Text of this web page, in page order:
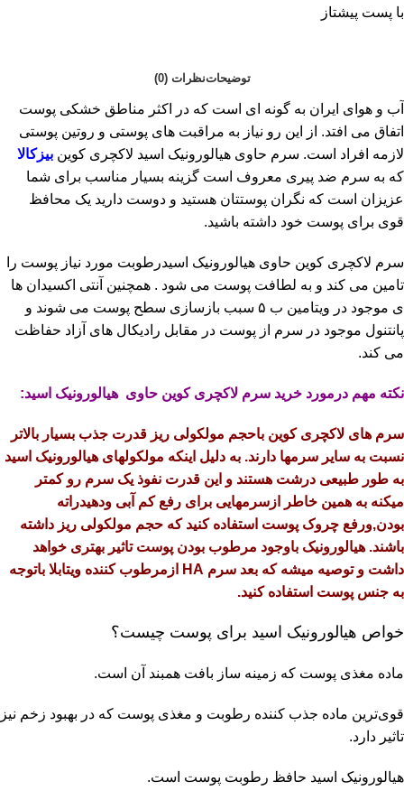
با پست پیشتاز
توضیحاتنظرات (0)
آب و هوای ایران به گونه ای است که در اکثر مناطق خشکی پوست
اتفاق می افتد. از این رو نیاز به مراقبت های پوستی و روتین پوستی
لازمه افراد است. سرم حاوی هیالورونیک اسید لاکچری کوین بیزکالا
که به سرم ضد پیری معروف است گزینه بسیار مناسب برای شما
عزیزان است که نگران پوستتان هستید و دوست دارید یک محافظ
قوی برای پوست خود داشته باشید.
سرم لاکچری کوین حاوی هیالورونیک اسیدرطوبت مورد نیاز پوست را
تامین می کند و به لطافت پوست می شود . همچنین آنتی اکسیدان ها
ی موجود در ویتامین ب ۵ سبب بازسازی سطح پوست می شوند و
پانتنول موجود در سرم از پوست در مقابل رادیکال های آزاد حفاظت
می کند.
نکته مهم درمورد خرید سرم لاکچری کوین حاوی هیالورونیک اسید:
سرم های لاکچری کوین باحجم مولکولی ریز قدرت جذب بسیار بالاتر
نسبت به سایر سرمها دارند. به دلیل اینکه مولکولهای هیالورونیک اسید
به طور طبیعی درشت هستند و این قدرت نفوذ یک سرم رو کمتر
میکنه به همین خاطر ازسرمهایی برای رفع کم آبی ودهیدراته
بودن,ورفع چروک پوست استفاده کنید که حجم مولکولی ریز داشته
باشند. هیالورونیک باوجود مرطوب بودن پوست تاثیر بهتری خواهد
داشت و توصیه میشه که بعد سرم HA ازمرطوب کننده ویتابلا باتوجه
به جنس پوست استفاده کنید.
خواص هیالورونیک اسید برای پوست چیست؟
ماده مغذی پوست که زمینه‌‌ ساز بافت همبند آن است.
قوی‌ترین ماده جذب‌ کننده رطوبت و مغذی پوست که در بهبود زخم نیز
تاثیر دارد.
هیالورونیک اسید حافظ رطوبت پوست است.